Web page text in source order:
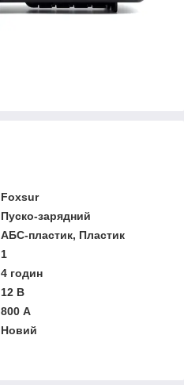
Foxsur
Пуско-зарядний
АБС-пластик, Пластик
1
4 годин
12 В
800 А
Новий